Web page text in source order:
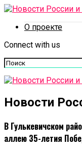
О проекте
Connect with us
Новости
В Гулькевичском
аллею 35-летия